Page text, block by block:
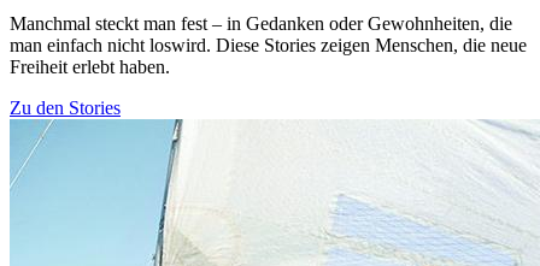
Manchmal steckt man fest – in Gedanken oder Gewohnheiten, die
man einfach nicht loswird. Diese Stories zeigen Menschen, die neue
Freiheit erlebt haben.
Zu den Stories